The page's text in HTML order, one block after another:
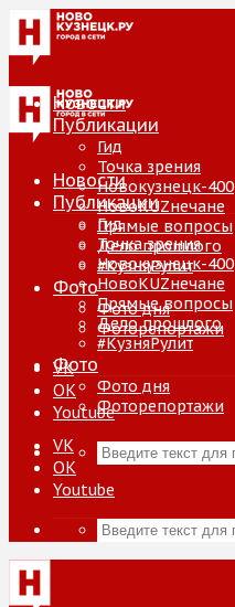
Новости
Публикации
Гид
Точка зрения
Новокузнецк-400
НовоKUZнечане
Прямые вопросы
Дело прошлого
#КузняРулит
Фото
Фото дня
Фоторепортажи
VK
ОК
Youtube
Новости
Публикации
Гид
Точка зрения
Новокузнецк-400
НовоKUZнечане
Прямые вопросы
Дело прошлого
#КузняРулит
Фото
Фото дня
Фоторепортажи
VK
ОК
Youtube